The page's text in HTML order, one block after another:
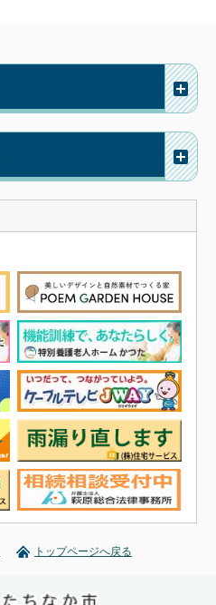
トップページへ戻る